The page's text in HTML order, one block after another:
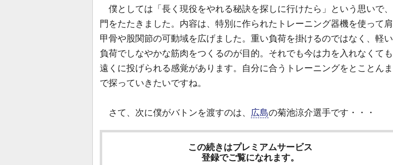
僕としては「長く現役をやれる秘訣を探しに行けたら」という思いで、
門をたたきました。内容は、特別に作られたトレーニング器機を使って肩
甲骨や股関節の可動域を広げました。重い負荷を掛けるのではなく、軽い
負荷でしなやかな筋肉をつくるのが目的。それでも今は力を入れなくても
遠くに投げられる感覚があります。自分に合うトレーニングをとことんま
で探っていきたいですね。
さて、次に僕がバトンを渡すのは、 広島の菊池涼介選手です・・・
この続きはプレミアムサービス
登録でご覧になれます。